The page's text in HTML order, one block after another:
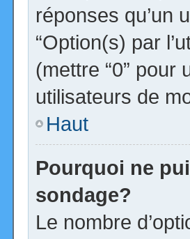
réponses qu’un
“Option(s) par
(mettre “0” pour
utilisateurs de
Haut
Pourquoi ne
sondage?
Le nombre